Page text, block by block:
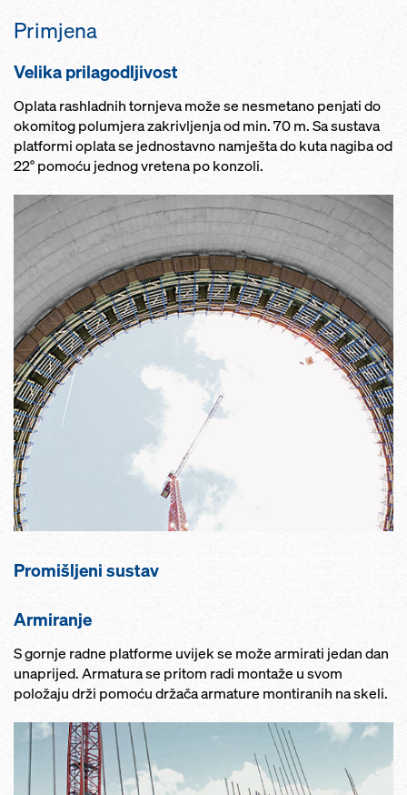
Primjena
Velika prilagodljivost
Oplata rashladnih tornjeva može se nesmetano penjati do
okomitog polumjera zakrivljenja od min. 70 m. Sa sustava
platformi oplata se jednostavno namješta do kuta nagiba od
22° pomoću jednog vretena po konzoli.
Promišljeni sustav
Armiranje
S gornje radne platforme uvijek se može armirati jedan dan
unaprijed. Armatura se pritom radi montaže u svom
položaju drži pomoću držača armature montiranih na skeli.